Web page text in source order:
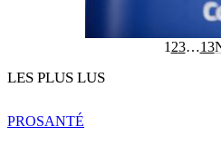
1 23…13
LES PLUS LUS
PROSANTÉ